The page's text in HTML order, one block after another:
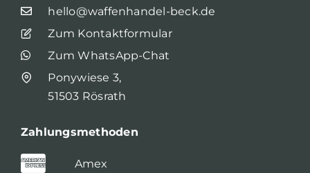
hello@waffenhandel-beck.de
Zum Kontaktformular
Zum WhatsApp-Chat
Ponywiese 3,
51503 Rösrath
Zahlungsmethoden
Amex